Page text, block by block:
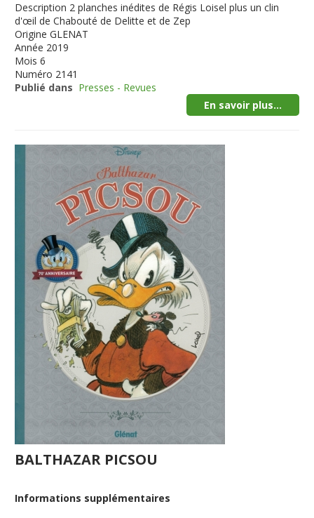
Description 2 planches inédites de Régis Loisel plus un clin
d'œil de Chabouté de Delitte et de Zep
Origine GLENAT
Année 2019
Mois 6
Numéro 2141
Publié dans Presses - Revues
En savoir plus...
BALTHAZAR PICSOU
Informations supplémentaires